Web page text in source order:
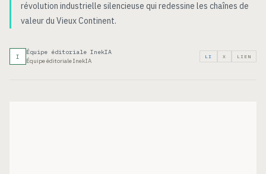
révolution industrielle silencieuse qui redessine les chaînes de
valeur du Vieux Continent.
I
Équipe éditoriale InekIA
Équipe éditoriale InekIA
LI X LIEN